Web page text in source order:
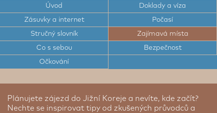
KOREJE
TOP ZAJÍMAVÁ MÍSTA JIŽNÍ KOREJE
CESTOVNÍ DOKLADY A VÍZA DO JIŽNÍ KOREJE
ELEKTRICKÉ ZÁSUVKY A INTERNET V JIŽNÍ
POČASÍ V JIŽNÍ KOREJI
STRUČNÝ SLOVNÍK JIHOKOREJŠTINY
Úvod Doklady a víza
Zásuvky a internet Počasí
Stručný slovník Zajímavá místa
Co s sebou Bezpečnost
Očkování
Plánujete zájezd do Jižní Koreje a nevíte, kde začít?
Nechte se inspirovat tipy od zkušených průvodců a